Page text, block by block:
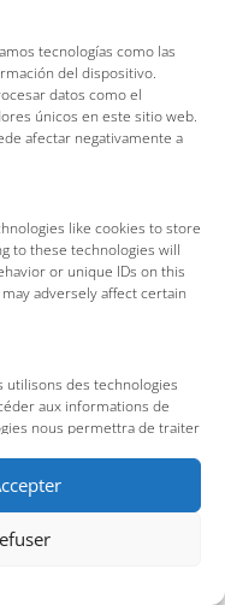
tecnologías como las
del dispositivo.
datos como el
únicos en este sitio web.
afectar negativamente a
like cookies to store
to these technologies will
or unique IDs on this
adversely affect certain
utilisons des technologies
aux informations de
nous permettra de traiter
ou de retirer son
fonctionnalités et
Protecció de dades